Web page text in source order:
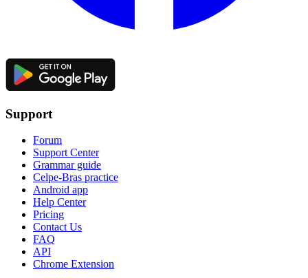
Support
Forum
Support Center
Grammar guide
Celpe-Bras practice
Android app
Help Center
Pricing
Contact Us
FAQ
API
Chrome Extension